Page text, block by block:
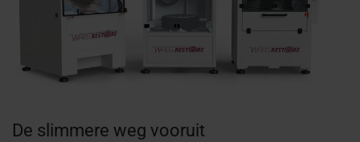
De slimmere weg vooruit